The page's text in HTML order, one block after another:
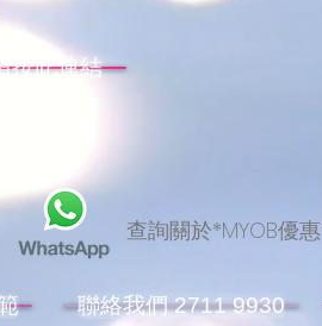
按此連結
查詢關於*MYOB優
聯絡我們 2711 9930